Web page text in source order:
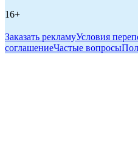
16+
Заказать рекламуУсловия
соглашениеЧастые вопросы